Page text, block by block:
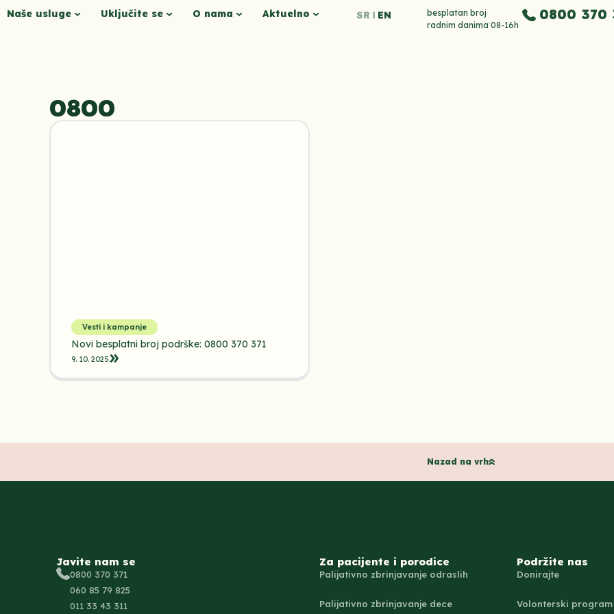
Naše usluge Uključite se O nama Aktuelno SR EN
besplatan broj
radnim danima 08-16h
0800 370
0800
Vesti i kampanje
Novi besplatni broj podrške: 0800 370 371
9. 10. 2025.
Nazad na vrh
Javite nam se
0800 370 371
060 85 79 825
011 33 43 311
Za pacijente i porodice
Palijativno zbrinjavanje odraslih
Palijativno zbrinjavanje dece
Podržite nas
Donirajte
Volonterski program